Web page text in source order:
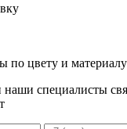
по цвету и материалу
наши специалисты